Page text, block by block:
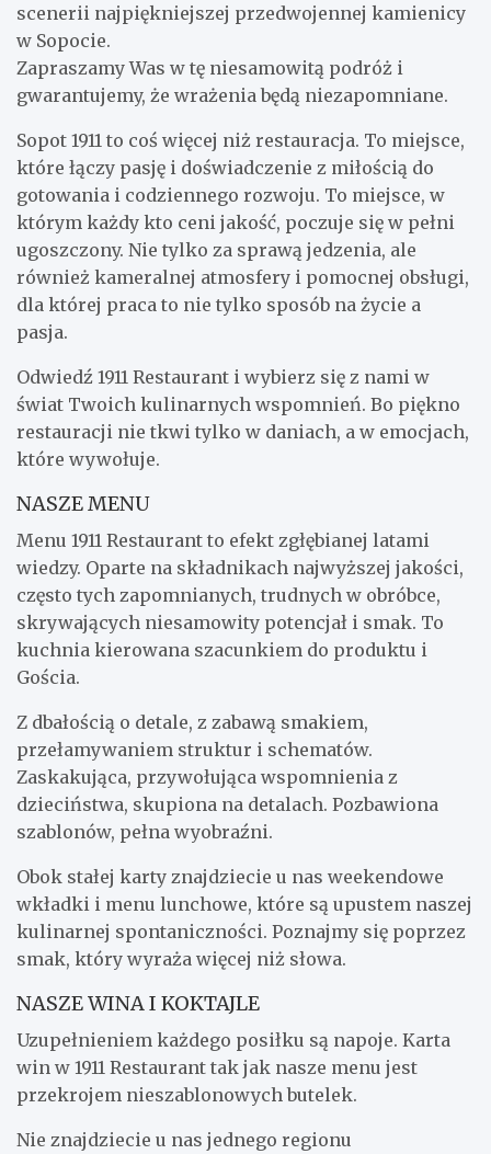
scenerii najpiękniejszej przedwojennej kamienicy
w Sopocie.
Zapraszamy Was w tę niesamowitą podróż i
gwarantujemy, że wrażenia będą niezapomniane.
Sopot 1911 to coś więcej niż restauracja. To miejsce,
które łączy pasję i doświadczenie z miłością do
gotowania i codziennego rozwoju. To miejsce, w
którym każdy kto ceni jakość, poczuje się w pełni
ugoszczony. Nie tylko za sprawą jedzenia, ale
również kameralnej atmosfery i pomocnej obsługi,
dla której praca to nie tylko sposób na życie a
pasja.
Odwiedź 1911 Restaurant i wybierz się z nami w
świat Twoich kulinarnych wspomnień. Bo piękno
restauracji nie tkwi tylko w daniach, a w emocjach,
które wywołuje.
NASZE MENU
Menu 1911 Restaurant to efekt zgłębianej latami
wiedzy. Oparte na składnikach najwyższej jakości,
często tych zapomnianych, trudnych w obróbce,
skrywających niesamowity potencjał i smak. To
kuchnia kierowana szacunkiem do produktu i
Gościa.
Z dbałością o detale, z zabawą smakiem,
przełamywaniem struktur i schematów.
Zaskakująca, przywołująca wspomnienia z
dzieciństwa, skupiona na detalach. Pozbawiona
szablonów, pełna wyobraźni.
Obok stałej karty znajdziecie u nas weekendowe
wkładki i menu lunchowe, które są upustem naszej
kulinarnej spontaniczności. Poznajmy się poprzez
smak, który wyraża więcej niż słowa.
NASZE WINA I KOKTAJLE
Uzupełnieniem każdego posiłku są napoje. Karta
win w 1911 Restaurant tak jak nasze menu jest
przekrojem nieszablonowych butelek.
Nie znajdziecie u nas jednego regionu